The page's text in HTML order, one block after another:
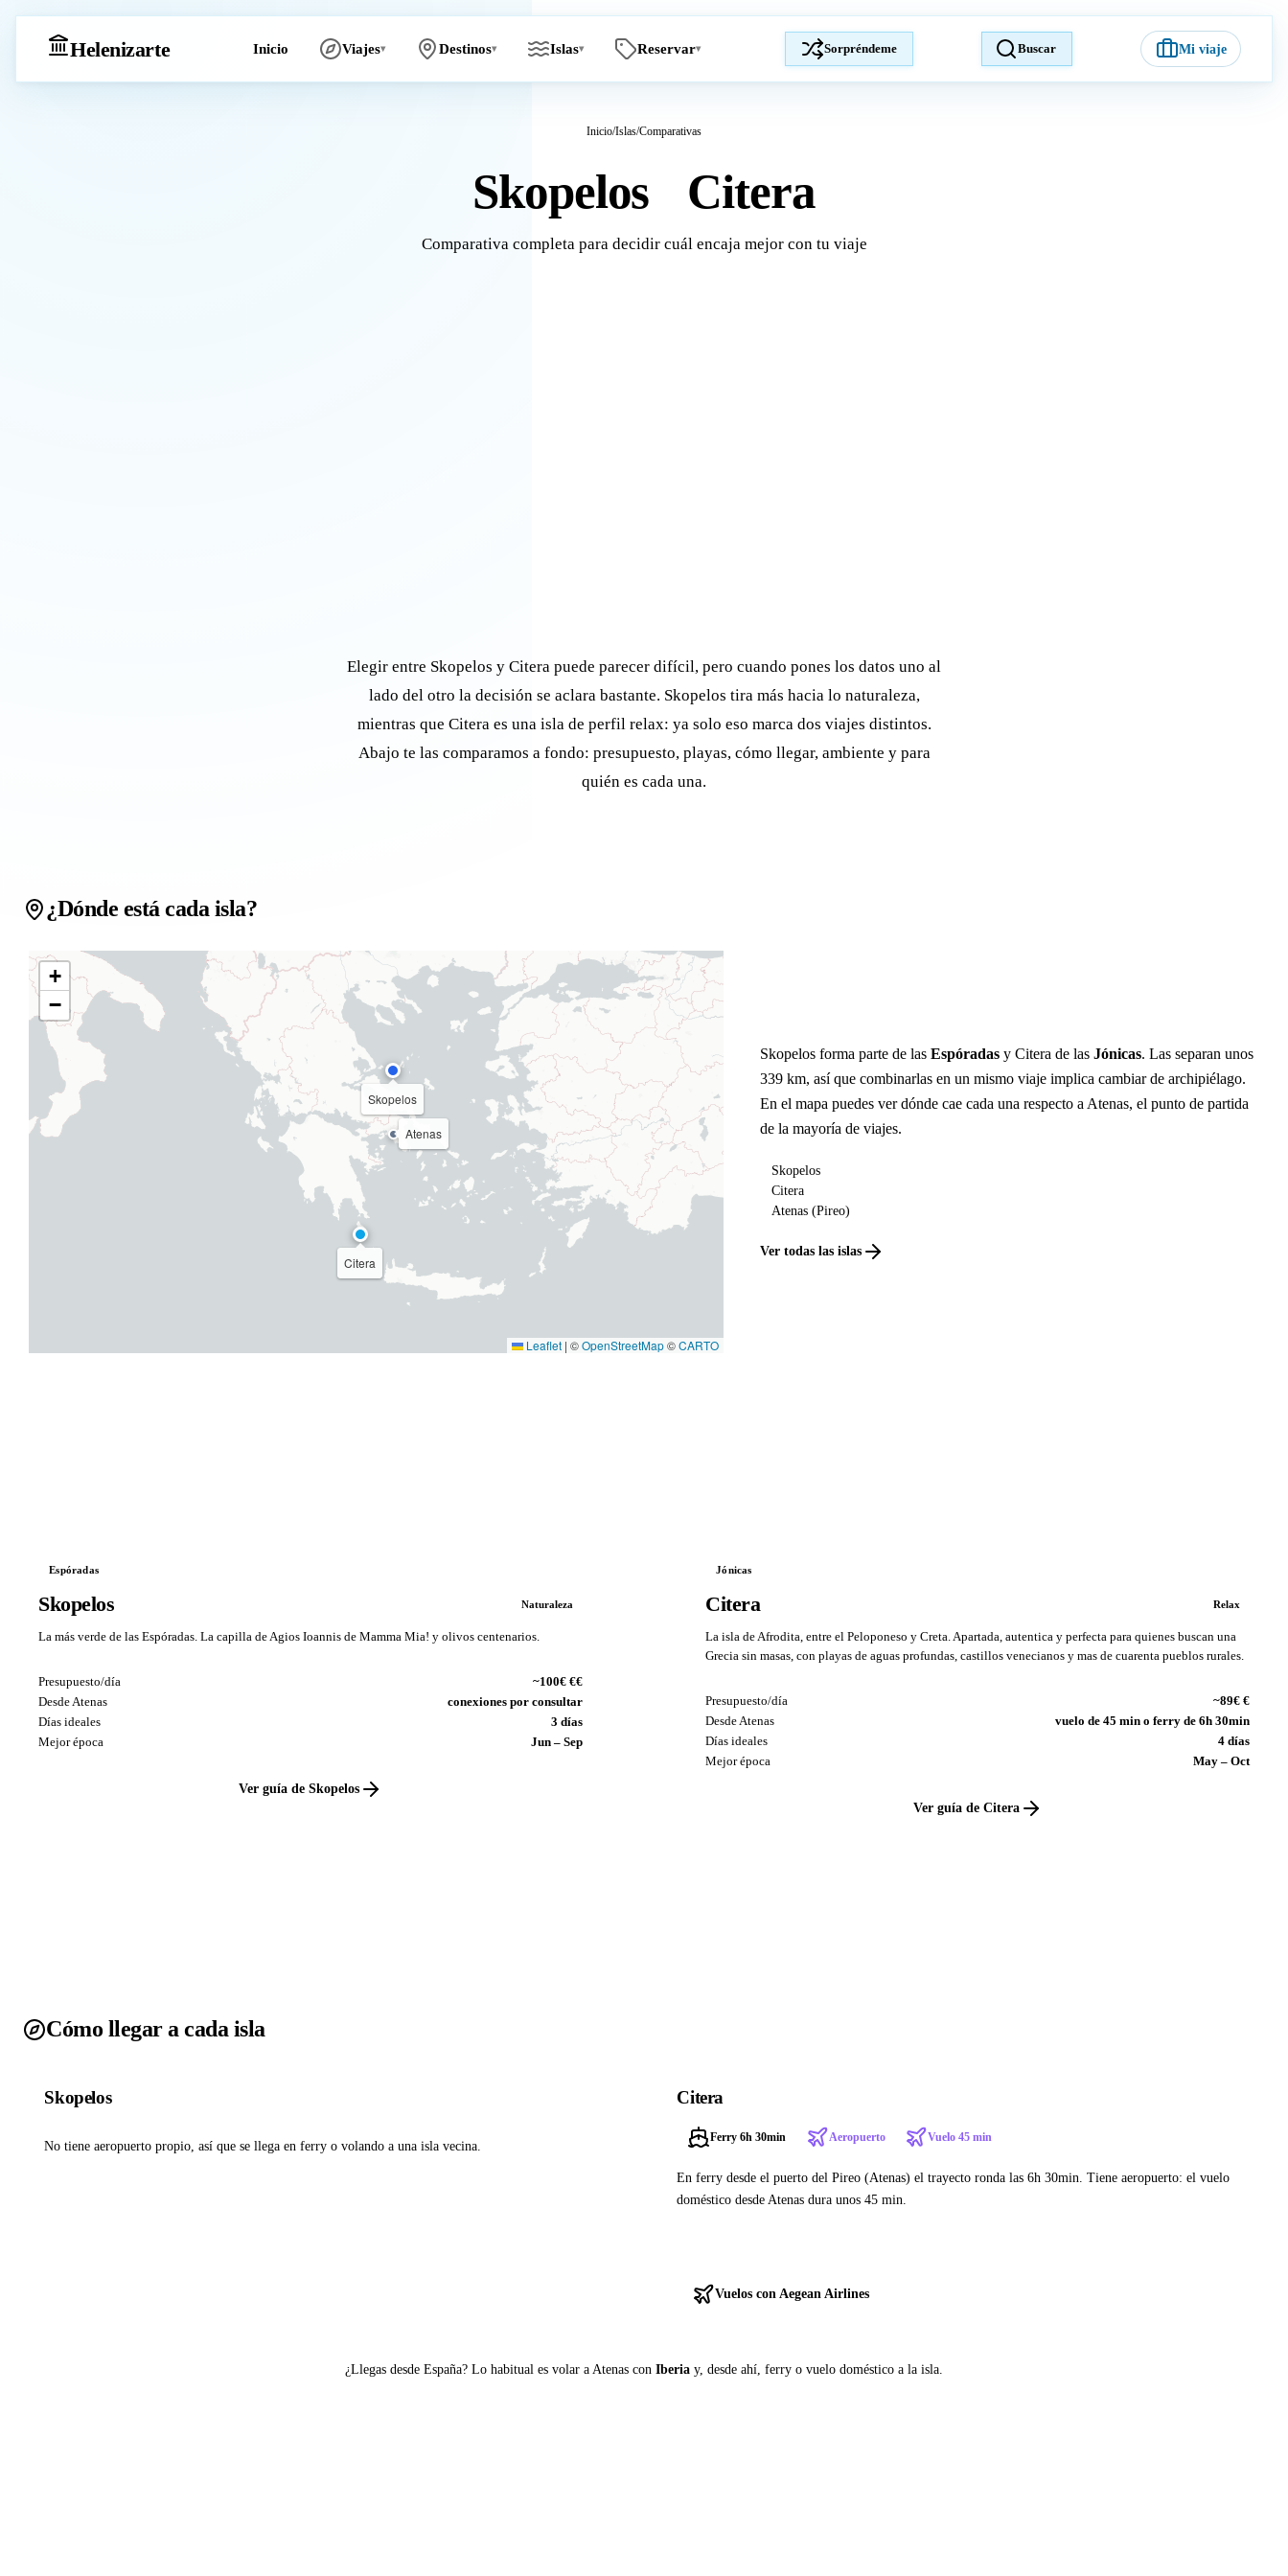
Helenizarte Inicio Viajes▾ Destinos▾ Islas▾ Reservar▾ Sorpréndeme Buscar Mi viaje
Inicio/Islas/Comparativas
Skopelos Citera
Comparativa completa para decidir cuál encaja mejor con tu viaje
Elegir entre Skopelos y Citera puede parecer difícil, pero cuando pones los datos uno al
lado del otro la decisión se aclara bastante. Skopelos tira más hacia lo naturaleza,
mientras que Citera es una isla de perfil relax: ya solo eso marca dos viajes distintos.
Abajo te las comparamos a fondo: presupuesto, playas, cómo llegar, ambiente y para
quién es cada una.
¿Dónde está cada isla?
Skopelos
Citera
Atenas
+
−
Leaflet | ©OpenStreetMap©CARTO
Skopelos forma parte de lasEspóradas y Citera de lasJónicas. Las separan unos
339 km, así que combinarlas en un mismo viaje implica cambiar de archipiélago.
En el mapa puedes ver dónde cae cada una respecto a Atenas, el punto de partida
de la mayoría de viajes.
Skopelos
Citera
Atenas (Pireo)
Ver todas las islas
Espóradas
Skopelos Naturaleza
La más verde de las Espóradas. La capilla de Agios Ioannis de Mamma Mia! y olivos centenarios.
Presupuesto/día
~100€ €€
Desde Atenas
conexiones por consultar
Días ideales
3 días
Mejor época
Jun – Sep
Ver guía de Skopelos
Jónicas
Citera Relax
La isla de Afrodita, entre el Peloponeso y Creta. Apartada, autentica y perfecta para quienes buscan una
Grecia sin masas, con playas de aguas profundas, castillos venecianos y mas de cuarenta pueblos rurales.
Presupuesto/día
~89€ €
Desde Atenas
vuelo de 45 min o ferry de 6h 30min
Días ideales
4 días
Mejor época
May – Oct
Ver guía de Citera
Cómo llegar a cada isla
Skopelos
No tiene aeropuerto propio, así que se llega en ferry o volando a una isla vecina.
Citera
Ferry 6h 30min Aeropuerto Vuelo 45 min
En ferry desde el puerto del Pireo (Atenas) el trayecto ronda las 6h 30min. Tiene aeropuerto: el vuelo
doméstico desde Atenas dura unos 45 min.
Vuelos con Aegean Airlines
¿Llegas desde España? Lo habitual es volar a Atenas con Iberia y, desde ahí, ferry o vuelo doméstico a la isla.